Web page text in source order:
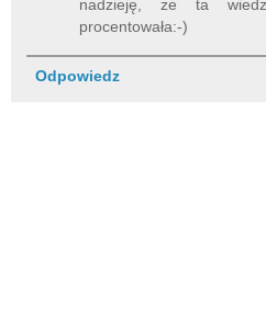
nadzieję, że ta
procentowała:-)
Odpowiedz